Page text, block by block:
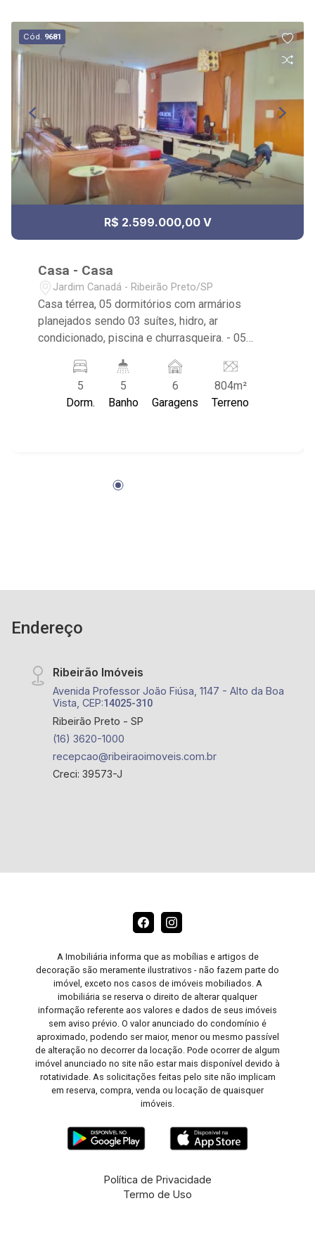
Cód. 9681
R$ 2.599.000,00 V
Casa - Casa
Jardim Canadá - Ribeirão Preto/SP
Casa térrea, 05 dormitórios com armários
planejados sendo 03 suítes, hidro, ar
condicionado, piscina e churrasqueira. - 05
suítes, hidro, ar condicionado. - banheiro social. -
lavabo. - sala de estar jantar, ar condicionado. -
sala de tv. - escritório. - cozinha com armários
Ribeirão Shopping.
5
Dorm.
5
Banho
6
Garagens
804m²
Terreno
Endereço
Ribeirão Imóveis
Avenida Professor João Fiúsa, 1147 - Alto da Boa
Vista, CEP:14025-310
Ribeirão Preto - SP
(16) 3620-1000
recepcao@ribeiraoimoveis.com.br
Creci: 39573-J
A Imobiliária informa que as mobílias e artigos de
decoração são meramente ilustrativos - não fazem parte do
imóvel, exceto nos casos de imóveis mobiliados. A
imobiliária se reserva o direito de alterar qualquer
informação referente aos valores e dados de seus imóveis
sem aviso prévio. O valor anunciado do condomínio é
aproximado, podendo ser maior, menor ou mesmo passível
de alteração no decorrer da locação. Pode ocorrer de algum
imóvel anunciado no site não estar mais disponível devido à
rotatividade. As solicitações feitas pelo site não implicam
em reserva, compra, venda ou locação de quaisquer
imóveis.
Política de Privacidade
Termo de Uso